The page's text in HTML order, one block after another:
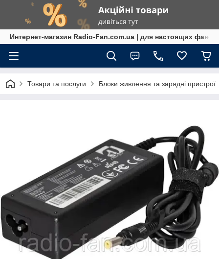
Интернет-магазин Radio-Fan.com.ua | для настоящих фанов!
Товари та послуги Блоки живлення та зарядні пристрої